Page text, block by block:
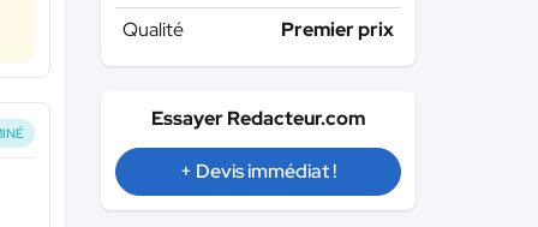
Qualité
Premier prix
Essayer Redacteur.com
+ Devis immédiat !